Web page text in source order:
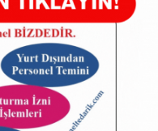
ABONE OL